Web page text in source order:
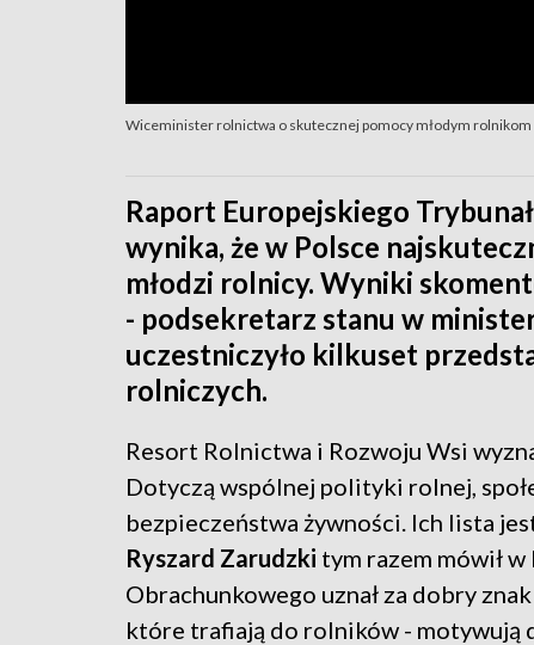
Wiceminister rolnictwa o skutecznej pomocy młodym rolnikom
Raport Europejskiego
wynika, że w Polsce
młodzi rolnicy. Wyniki
- podsekretarz stanu w
uczestniczyło kilkuset
rolniczych.
Resort Rolnictwa i Rozwoju Wsi
Dotyczą wspólnej polityki rolnej,
bezpieczeństwa żywności. Ich lista
Ryszard Zarudzki tym razem mówił
Obrachunkowego uznał za dobry
które trafiają do rolników - motywują